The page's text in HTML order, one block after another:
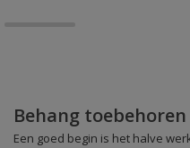
Behang toebehoren
Een goed begin is het halve